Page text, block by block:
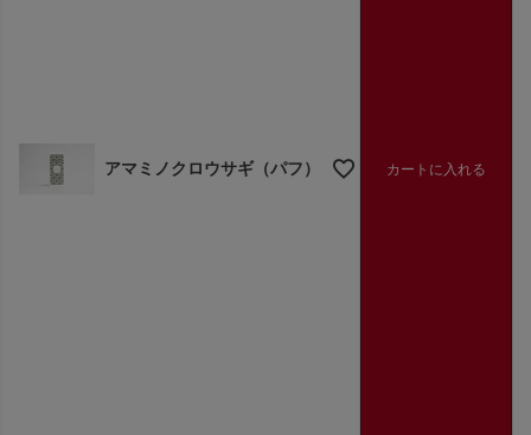
アマミノクロウサギ（パフ） カートに入れる